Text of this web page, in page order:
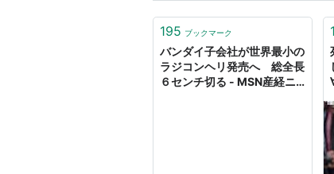
195 ブックマーク
バンダイ子会社が世界最小の
ラジコンヘリ発売へ 総全長
６センチ切る - MSN産経ニ